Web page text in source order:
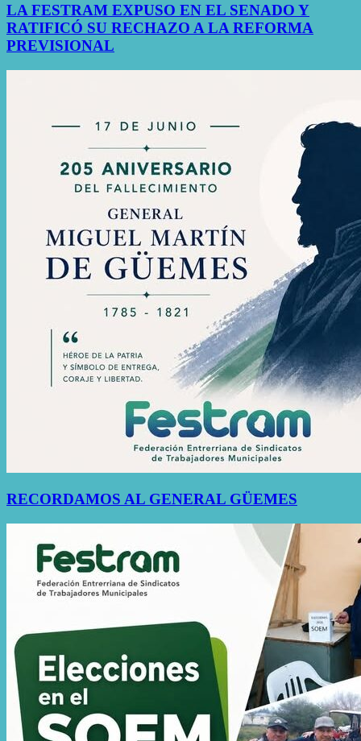
LA FESTRAM EXPUSO EN EL SENADO Y
RATIFICÓ SU RECHAZO A LA REFORMA
PREVISIONAL
RECORDAMOS AL GENERAL GÜEMES